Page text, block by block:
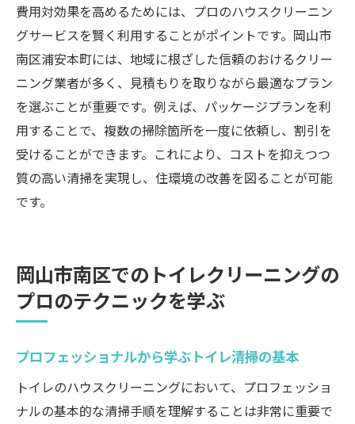
費用対効果を高めるためには、プロのハウスクリーニン
グサービスを賢く利用することがポイントです。岡山市
南区浦安本町には、地域に根ざした信頼のおけるクリー
ニング業者が多く、見積もりを取りながら最適なプラン
を選ぶことが重要です。例えば、パッケージプランを利
用することで、複数の掃除箇所を一度に依頼し、割引を
受けることができます。これにより、コストを抑えつつ
質の高い清掃を実現し、住環境の改善を図ることが可能
です。
岡山市南区でのトイレクリーニングの
プロのテクニックを学ぶ
プロフェッショナルから学ぶトイレ清掃の基本
トイレのハウスクリーニングにおいて、プロフェッショ
ナルの基本的な清掃手順を理解することは非常に重要で